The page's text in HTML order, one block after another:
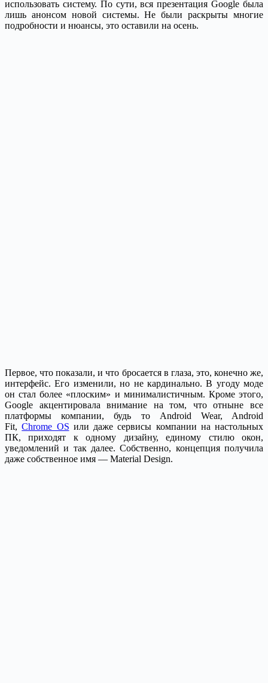
использовать систему. По сути, вся презентация Google была
лишь анонсом новой системы. Не были раскрыты многие
подробности и нюансы, это оставили на осень.
Первое, что показали, и что бросается в глаза, это, конечно же,
интерфейс. Его изменили, но не кардинально. В угоду моде
он стал более «плоским» и минималистичным. Кроме этого,
Google акцентировала внимание на том, что отныне все
платформы компании, будь то Android Wear, Android
Fit,Chrome OS или даже сервисы компании на настольных
ПК, приходят к одному дизайну, единому стилю окон,
уведомлений и так далее. Собственно, концепция получила
даже собственное имя — Material Design.